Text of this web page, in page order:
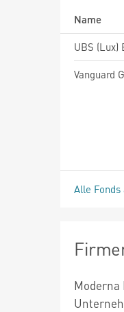
Name
Alle Fonds
Moderna